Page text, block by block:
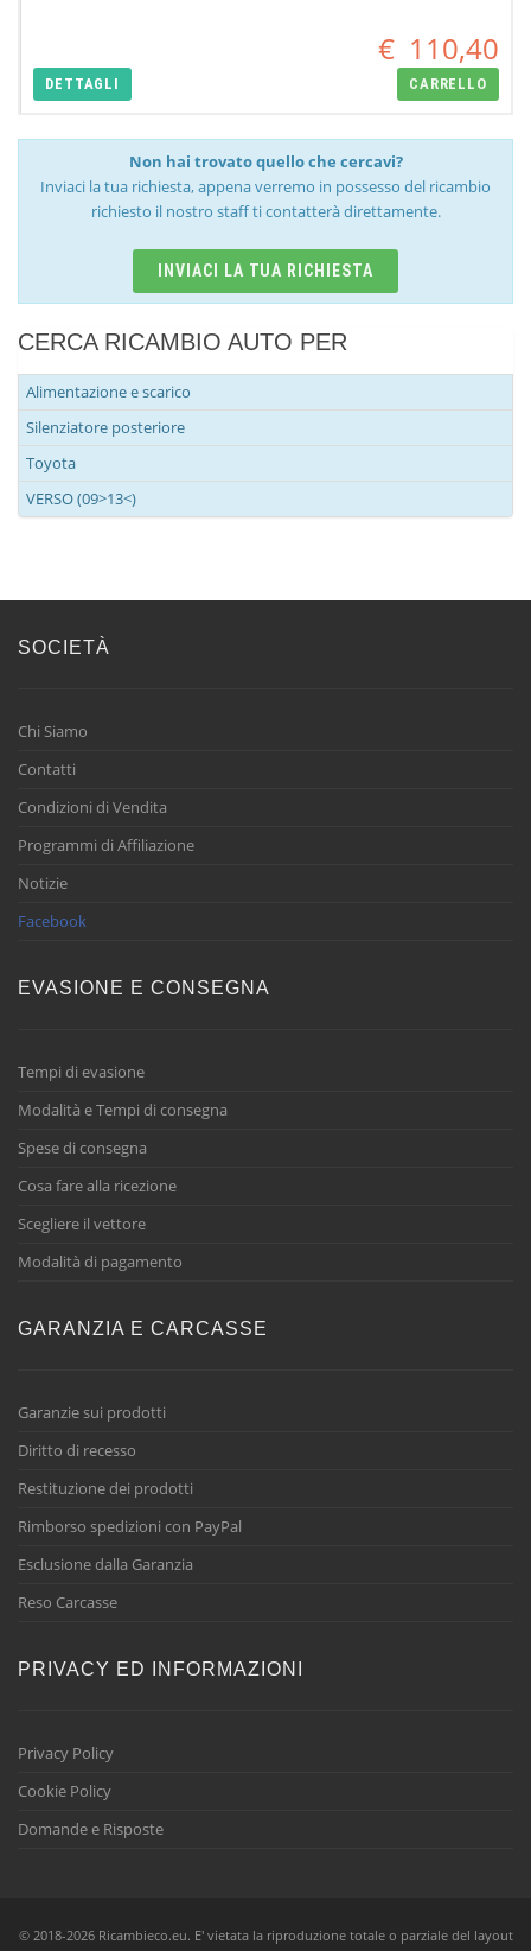
€ 110,40
DETTAGLI CARRELLO
Non hai trovato quello che cercavi?
Inviaci la tua richiesta, appena verremo in possesso del ricambio
richiesto il nostro staff ti contatterà direttamente.
INVIACI LA TUA RICHIESTA
CERCA RICAMBIO AUTO PER
Alimentazione e scarico
Silenziatore posteriore
Toyota
VERSO (09>13<)
SOCIETÀ
Chi Siamo
Contatti
Condizioni di Vendita
Programmi di Affiliazione
Notizie
Facebook
EVASIONE E CONSEGNA
Tempi di evasione
Modalità e Tempi di consegna
Spese di consegna
Cosa fare alla ricezione
Scegliere il vettore
Modalità di pagamento
GARANZIA E CARCASSE
Garanzie sui prodotti
Diritto di recesso
Restituzione dei prodotti
Rimborso spedizioni con PayPal
Esclusione dalla Garanzia
Reso Carcasse
PRIVACY ED INFORMAZIONI
Privacy Policy
Cookie Policy
Domande e Risposte
© 2018-2026 Ricambieco.eu. E' vietata la riproduzione totale o parziale del layout